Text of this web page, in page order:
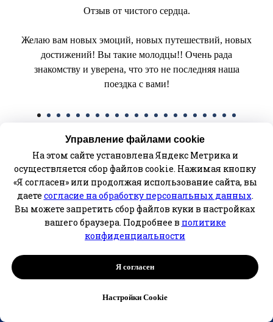
Управление файлами cookie
На этом сайте установлена Яндекс Метрика и
осуществляется сбор файлов cookie. Нажимая кнопку
«Я согласен» или продолжая использование сайта, вы
даете согласие на обработку персональных данных.
Вы можете запретить сбор файлов куки в настройках
вашего браузера. Подробнее в политике
конфиденциальности
Я согласен
Настройки Cookie
Отзыв от чистого сердца.
Желаю вам новых эмоций, новых путешествий, новых
достижений! Вы такие молодцы!! Очень рада
знакомству и уверена, что это не последняя наша
поездка с вами!
Оставить свой отзыв
Вся информация на сайте несетинформационно-
ознакомительный характер и не является публичной
офертой.
©2023 by ArinaTravels
ОГРНИП 321151300012596